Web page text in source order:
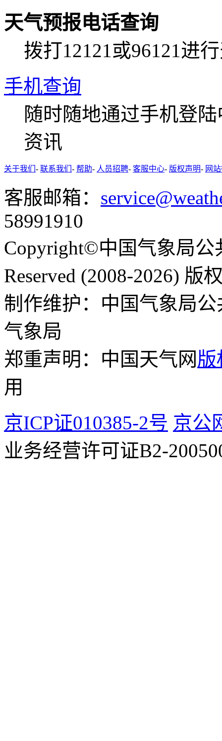
天气预报电话查询
拨打12121或96121进
手机查询
随时随地通过手机登
资讯
关于我们 - 联系我们 - 帮助- 人员招聘- 客服中心- 版权声明- 网
客服邮箱：
58991910
Copyright©中国气象局
Reserved (2008-2026) 版
制作维护：中国气象局
气象局
郑重声明：中国天气网版
用
京ICP证010385-2号 京公
业务经营许可证B2-